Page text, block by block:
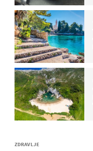
ZDRAVLJE